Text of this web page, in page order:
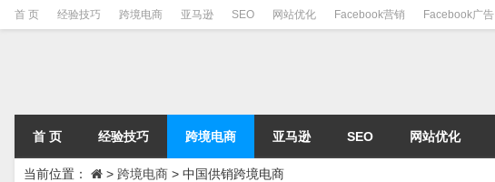
首 页 经验技巧 跨境电商 亚马逊 SEO 网站优化 Facebook营销 Facebook广告
首 页 经验技巧 跨境电商 亚马逊 SEO 网站优化
当前位置： > 跨境电商 > 中国供销跨境电商